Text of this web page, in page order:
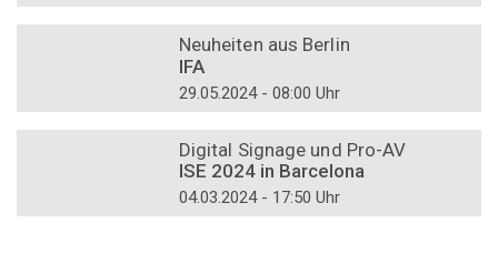
Neuheiten aus Berlin
IFA
29.05.2024 - 08:00 Uhr
Digital Signage und Pro-AV
ISE 2024 in Barcelona
04.03.2024 - 17:50 Uhr